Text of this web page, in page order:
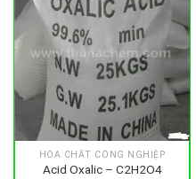
HÓA CHẤT CÔNG NGHIỆP
Acid Oxalic – C2H2O4